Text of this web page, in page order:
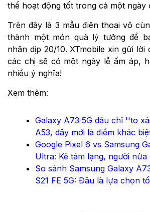
thể hoạt động tốt trong cả một ngày
Trên đây là 3 mẫu điện thoại vô
thành một món quà lý tưởng để
nhân dịp 20/10. XTmobile xin gửi lời
các chị sẽ có một ngày lễ ấm áp,
nhiều ý nghĩa!
Xem thêm:
Galaxy A73 5G đâu chỉ ''to
A53, đây mới là điểm khác
Google Pixel 6 vs Samsung
Ultra: Kẻ tám lạng, người nửa
So sánh Samsung Galaxy
S21 FE 5G: Đâu là lựa chọn